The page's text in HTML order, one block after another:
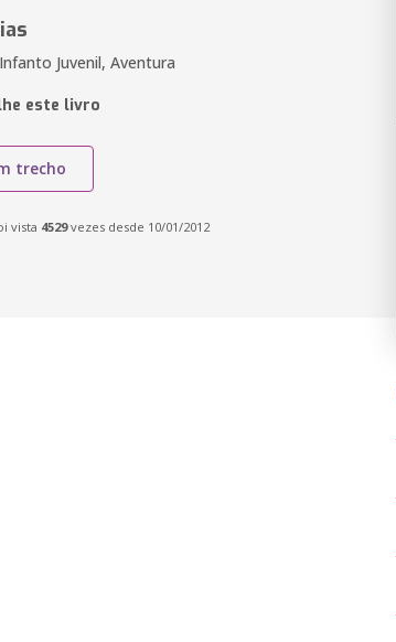
Juvenil, Aventura
este livro
trecho
vista 4529vezes desde 10/01/2012